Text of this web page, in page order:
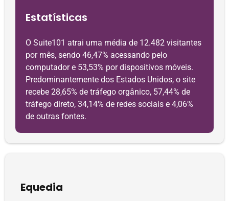
Estatísticas
O Suite101 atrai uma média de 12.482 visitantes
por mês, sendo 46,47% acessando pelo
computador e 53,53% por dispositivos móveis.
Predominantemente dos Estados Unidos, o site
recebe 28,65% de tráfego orgânico, 57,44% de
tráfego direto, 34,14% de redes sociais e 4,06%
de outras fontes.
Equedia